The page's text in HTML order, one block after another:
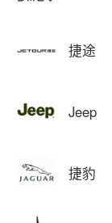
捷途
Jeep
捷豹